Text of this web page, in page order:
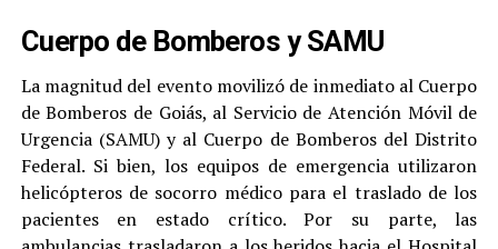
Cuerpo de Bomberos y SAMU
La magnitud del evento movilizó de inmediato al Cuerpo
de Bomberos de Goiás, al Servicio de Atención Móvil de
Urgencia (SAMU) y al Cuerpo de Bomberos del Distrito
Federal. Si bien, los equipos de emergencia utilizaron
helicópteros de socorro médico para el traslado de los
pacientes en estado crítico. Por su parte, las